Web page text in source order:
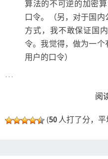
算法的不可逆的加密
口令。（另，对于国
方式，我不敢保证国
令。我觉得，做为一
用户的口令）
…
阅
(50 人打了分，平